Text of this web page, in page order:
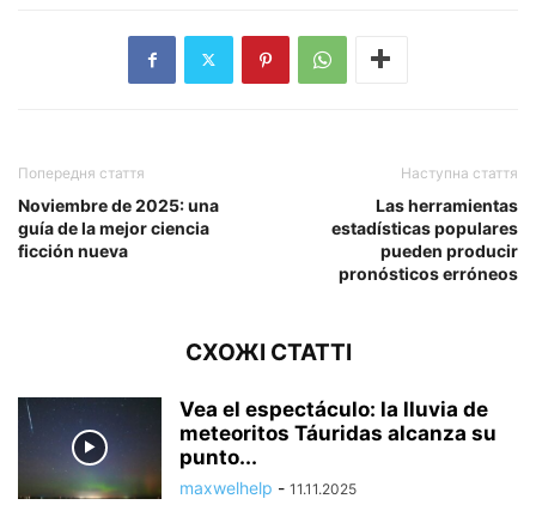
Попередня стаття
Noviembre de 2025: una
guía de la mejor ciencia
ficción nueva
Наступна стаття
Las herramientas
estadísticas populares
pueden producir
pronósticos erróneos
СХОЖІ СТАТТІ
Vea el espectáculo: la lluvia de
meteoritos Táuridas alcanza su
punto...
maxwelhelp - 11.11.2025